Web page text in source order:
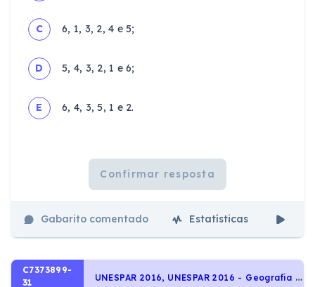
C 6, 1, 3, 2, 4 e 5;
D 5, 4, 3, 2, 1 e 6;
E 6, 4, 3, 5, 1 e 2.
Confirmar resposta
Gabarito comentado Estatísticas
C7373899-
31
U
NESPAR 2016, UNESPAR 2016 - Geografia - Geologia